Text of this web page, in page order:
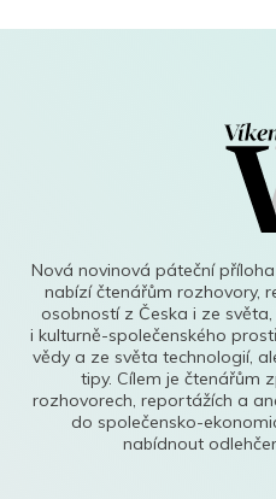
Nová novinová páteční
nabízí čtenářům rozhovory,
osobností z Česka i ze
i kulturně-společenského
vědy a ze světa technologií,
tipy. Cílem je čtenářům
rozhovorech, reportážích a
do společensko-
nabídnout